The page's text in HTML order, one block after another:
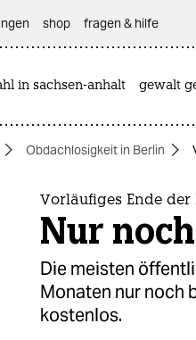
shop fragen & hilfe
in sachsen-anhalt gewalt
Obdachlosigkeit in Berlin
Vorläufiges Ende
Nur
Die meisten
Monaten nur noch
kostenlos.